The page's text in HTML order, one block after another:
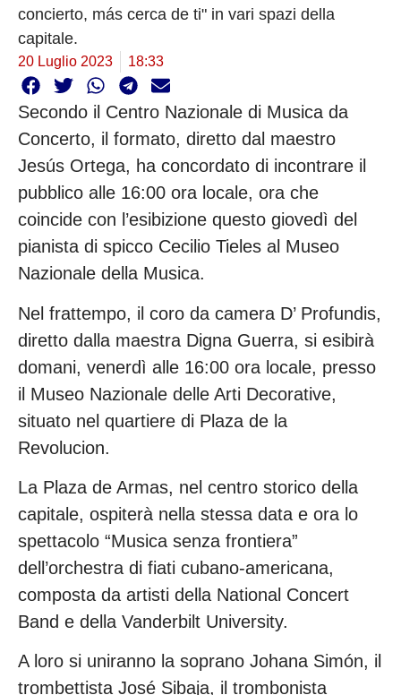
concierto, más cerca de ti" in vari spazi della
capitale.
20 Luglio 2023 18:33
Secondo il Centro Nazionale di Musica da
Concerto, il formato, diretto dal maestro
Jesús Ortega, ha concordato di incontrare il
pubblico alle 16:00 ora locale, ora che
coincide con l’esibizione questo giovedì del
pianista di spicco Cecilio Tieles al Museo
Nazionale della Musica.
Nel frattempo, il coro da camera D’ Profundis,
diretto dalla maestra Digna Guerra, si esibirà
domani, venerdì alle 16:00 ora locale, presso
il Museo Nazionale delle Arti Decorative,
situato nel quartiere di Plaza de la
Revolucion.
La Plaza de Armas, nel centro storico della
capitale, ospiterà nella stessa data e ora lo
spettacolo “Musica senza frontiera”
dell’orchestra di fiati cubano-americana,
composta da artisti della National Concert
Band e della Vanderbilt University.
A loro si uniranno la soprano Johana Simón, il
trombettista José Sibaja, il trombonista